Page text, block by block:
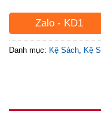
Zalo - KD1
Danh mục: Kệ Sách Kệ